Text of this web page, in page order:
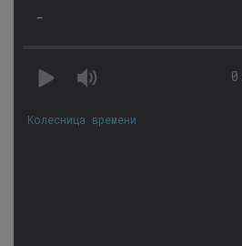
-
Колесница времени